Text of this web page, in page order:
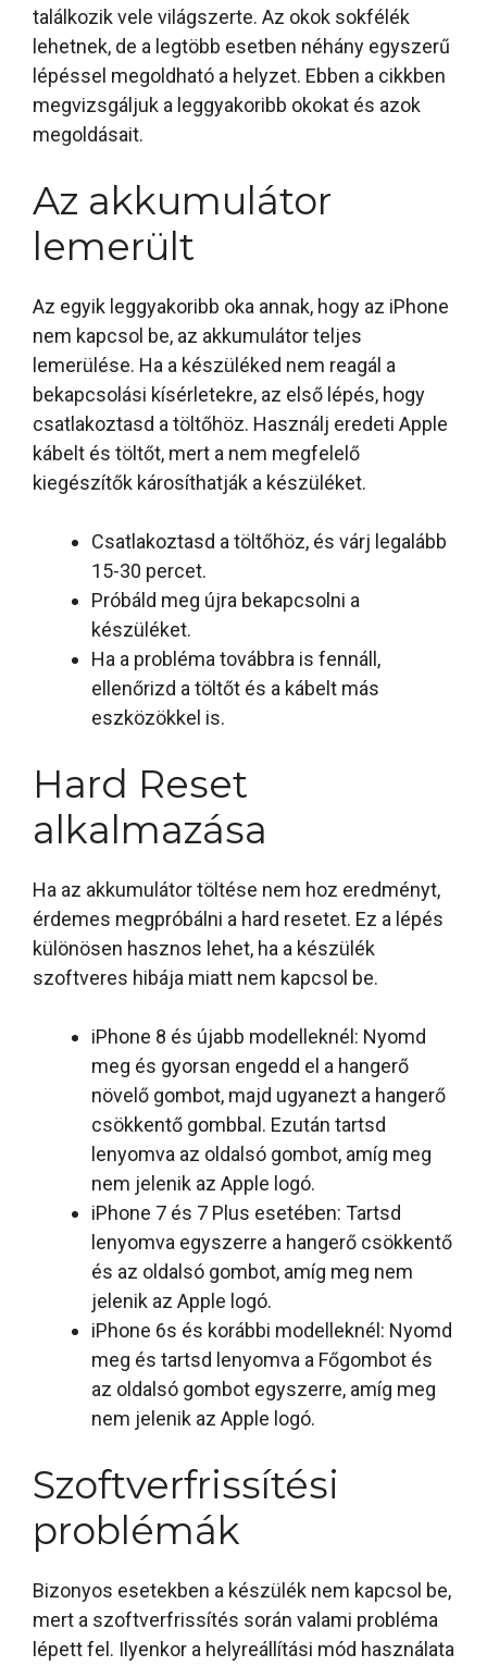
találkozik vele világszerte. Az okok sokfélék
lehetnek, de a legtöbb esetben néhány egyszerű
lépéssel megoldható a helyzet. Ebben a cikkben
megvizsgáljuk a leggyakoribb okokat és azok
megoldásait.
Az akkumulátor
lemerült
Az egyik leggyakoribb oka annak, hogy az iPhone
nem kapcsol be, az akkumulátor teljes
lemerülése. Ha a készüléked nem reagál a
bekapcsolási kísérletekre, az első lépés, hogy
csatlakoztasd a töltőhöz. Használj eredeti Apple
kábelt és töltőt, mert a nem megfelelő
kiegészítők károsíthatják a készüléket.
Csatlakoztasd a töltőhöz, és várj legalább
15-30 percet.
Próbáld meg újra bekapcsolni a
készüléket.
Ha a probléma továbbra is fennáll,
ellenőrizd a töltőt és a kábelt más
eszközökkel is.
Hard Reset
alkalmazása
Ha az akkumulátor töltése nem hoz eredményt,
érdemes megpróbálni a hard resetet. Ez a lépés
különösen hasznos lehet, ha a készülék
szoftveres hibája miatt nem kapcsol be.
iPhone 8 és újabb modelleknél: Nyomd
meg és gyorsan engedd el a hangerő
növelő gombot, majd ugyanezt a hangerő
csökkentő gombbal. Ezután tartsd
lenyomva az oldalsó gombot, amíg meg
nem jelenik az Apple logó.
iPhone 7 és 7 Plus esetében: Tartsd
lenyomva egyszerre a hangerő csökkentő
és az oldalsó gombot, amíg meg nem
jelenik az Apple logó.
iPhone 6s és korábbi modelleknél: Nyomd
meg és tartsd lenyomva a Főgombot és
az oldalsó gombot egyszerre, amíg meg
nem jelenik az Apple logó.
Szoftverfrissítési
problémák
Bizonyos esetekben a készülék nem kapcsol be,
mert a szoftverfrissítés során valami probléma
lépett fel. Ilyenkor a helyreállítási mód használata